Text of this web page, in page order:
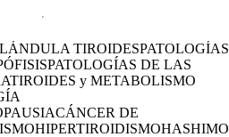
TIROIDESPATOLOGÍAS
PATOLOGÍAS DE LAS
y METABOLISMO
CÁNCER DE
HIPERTIROIDISMO